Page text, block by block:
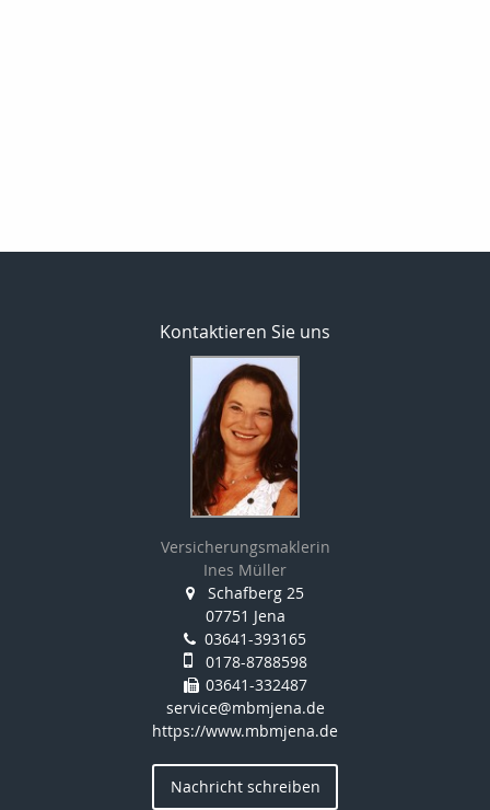
Kontaktieren Sie uns
Versicherungsmaklerin
Ines Müller
Schafberg 25
07751 Jena
03641-393165
0178-8788598
03641-332487
service@mbmjena.de
https://www.mbmjena.de
Nachricht schreiben